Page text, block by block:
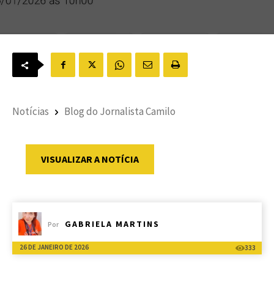
Notícias Blog do Jornalista Camilo
VISUALIZAR A NOTÍCIA
Por GABRIELA MARTINS
26 DE JANEIRO DE 2026 333